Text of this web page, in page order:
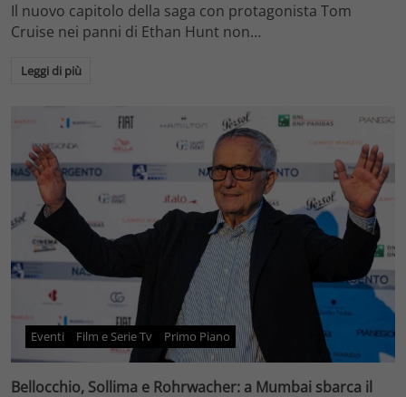
Il nuovo capitolo della saga con protagonista Tom
Cruise nei panni di Ethan Hunt non…
Leggi di più
Eventi Film e Serie Tv Primo Piano
Bellocchio, Sollima e Rohrwacher: a Mumbai sbarca il